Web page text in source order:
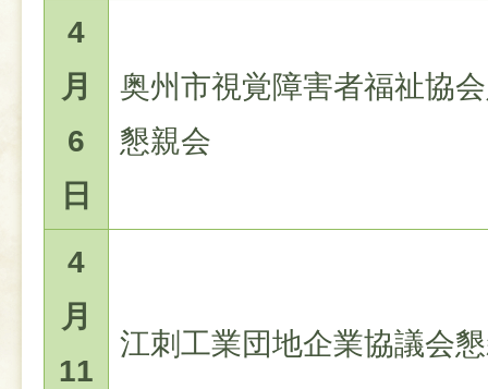
4
月
6
日
奥州市視覚障害者福祉協
懇親会
4
月
11
江刺工業団地企業協議会